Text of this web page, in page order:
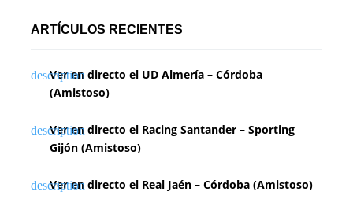
n
ARTÍCULOS RECIENTES
Ver en directo el UD Almería – Córdoba
(Amistoso)
Ver en directo el Racing Santander – Sporting
Gijón (Amistoso)
Ver en directo el Real Jaén – Córdoba (Amistoso)